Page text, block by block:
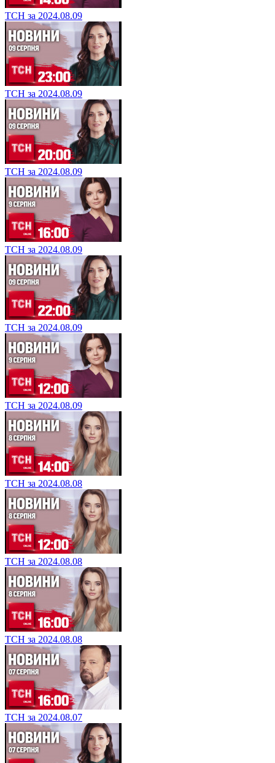
ТСН за 2024.08.09
ТСН за 2024.08.09
ТСН за 2024.08.09
ТСН за 2024.08.09
ТСН за 2024.08.09
ТСН за 2024.08.09
ТСН за 2024.08.08
ТСН за 2024.08.08
ТСН за 2024.08.08
ТСН за 2024.08.07